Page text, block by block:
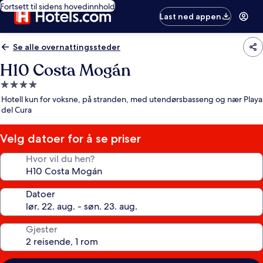
Fortsett til sidens hovedinnhold
Last ned appen
Se alle overnattingssteder
H10 Costa Mogán
Overnattingssted
med
4.0
stjerner
Hotell kun for voksne, på stranden, med utendørsbasseng og nær Playa
del Cura
Velg datoer for å se priser
Hvor vil du hen?
Datoer
Gjester